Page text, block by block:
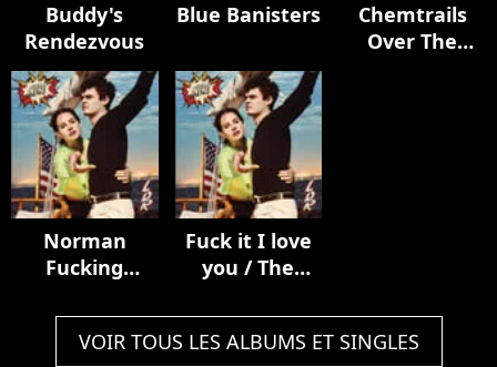
Buddy's
Rendezvous
Blue Banisters
Chemtrails
Over The
Norman
Fucking
Fuck it I love
you / The
VOIR TOUS LES ALBUMS ET SINGLES